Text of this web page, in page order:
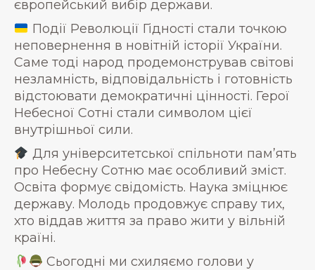
європейський вибір держави.
Події Революції Гідності стали точкою
неповернення в новітній історії України.
Саме тоді народ продемонстрував світові
незламність, відповідальність і готовність
відстоювати демократичні цінності. Герої
Небесної Сотні стали символом цієї
внутрішньої сили.
Для університетської спільноти пам’ять
про Небесну Сотню має особливий зміст.
Освіта формує свідомість. Наука зміцнює
державу. Молодь продовжує справу тих,
хто віддав життя за право жити у вільній
країні.
Сьогодні ми схиляємо голови у